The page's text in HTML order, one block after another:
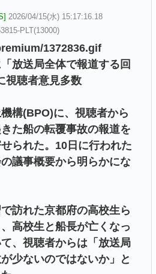
2026/04/15(水) 15:17:16.18
PLT(13000)
1372836.gif
放送局全体で報道する回
視聴者意見多数
構(BPO)に、視聴者から
た船の転覆事故の報道を
られた。10日に行われた
議事概要から明らかにな
訪れた京都府の高校生ら
高校生と船長が亡くなっ
、視聴者からは「放送局
少ないのではないか」と